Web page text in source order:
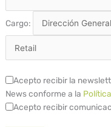
Cargo:
Acepto recibir la
News conforme a la
Acepto recibir